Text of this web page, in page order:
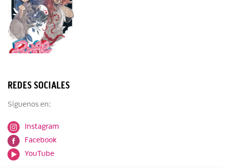
REDES SOCIALES
Síguenos en:
Instagram
Facebook
YouTube